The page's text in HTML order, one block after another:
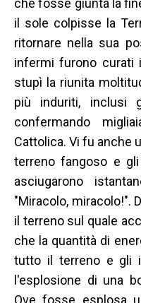
che fosse giunta la
il sole colpisse la
ritornare nella sua
infermi furono curati
stupì la riunita
più induriti, inclusi
confermando
Cattolica. Vi fu anche
terreno fangoso e
asciugarono
"Miracolo, miracolo!".
il terreno sul quale
che la quantità di
tutto il terreno e gli
l'esplosione di una
Ove fosse esplosa